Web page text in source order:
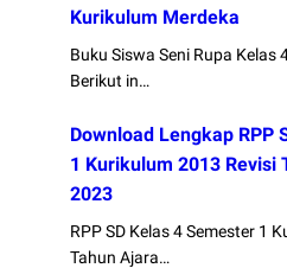
Kurikulum Merdeka
Buku Siswa Seni Rupa Kelas
Berikut in…
Download Lengkap RPP
1 Kurikulum 2013 Revisi
2023
RPP SD Kelas 4 Semester 1
Tahun Ajara…